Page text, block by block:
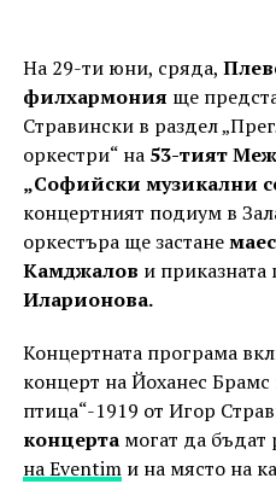
На 29-ти юни, сряда,
филхармония ще
Стравински в раздел
оркестри“ на 53-тият
„Софийски музикални
концертният подиум в
оркестъра ще застане
Камджалов и приказната
Иларионова.
Концертната програма
концерт на Йоханес
птица“-1919 от Игор
концерта могат да бъдат
на Eventimи на място на